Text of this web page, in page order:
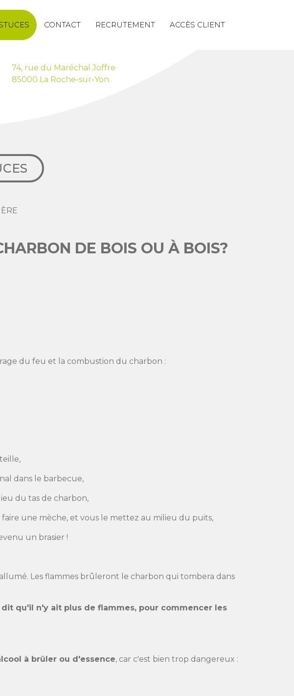
CONTACT RECRUTEMENT ACCÈS CLIENT
74, rue du Maréchal Joffre
85000 La Roche-sur-Yon
DE BOIS OU À BOIS?
du feu et la combustion du charbon :
dans le barbecue,
du tas de charbon,
une mèche, et vous le mettez au milieu du puits,
un brasier !
Les flammes brûleront le charbon qui tombera dans
qu'il n'y ait plus de flammes, pour commencer les
à brûler ou d'essence, car c'est bien trop dangereux :